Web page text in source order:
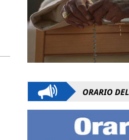
ORARIO